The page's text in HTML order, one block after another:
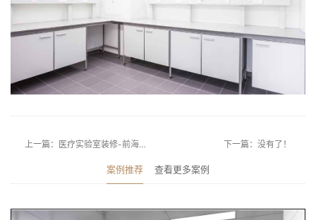
上一篇：医疗实验室装修-前海人寿医院 下一篇：没有了！
案例推荐 查看更多案例